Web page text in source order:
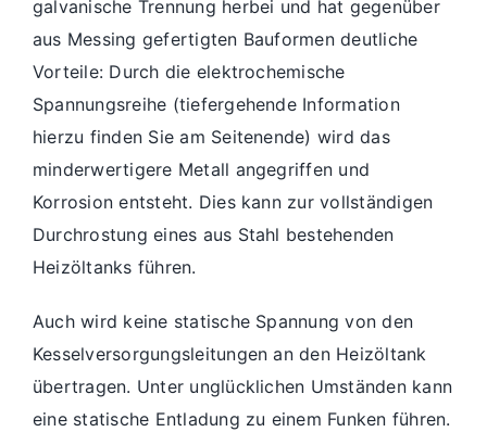
galvanische Trennung herbei und hat gegenüber
aus Messing gefertigten Bauformen deutliche
Vorteile: Durch die elektrochemische
Spannungsreihe (tiefergehende Information
hierzu finden Sie am Seitenende) wird das
minderwertigere Metall angegriffen und
Korrosion entsteht. Dies kann zur vollständigen
Durchrostung eines aus Stahl bestehenden
Heizöltanks führen.
Auch wird keine statische Spannung von den
Kesselversorgungsleitungen an den Heizöltank
übertragen. Unter unglücklichen Umständen kann
eine statische Entladung zu einem Funken führen.